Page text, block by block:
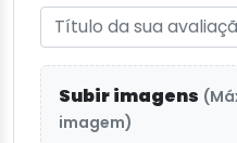
Subir imagens
imagem)